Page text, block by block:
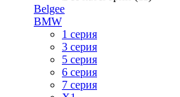
Belgee
BMW
1 серия
3 серия
5 серия
6 серия
7 серия